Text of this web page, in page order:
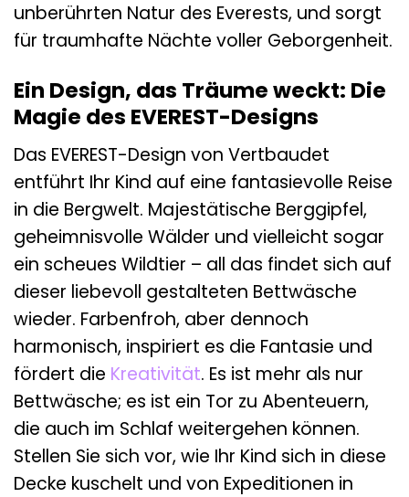
unberührten Natur des Everests, und sorgt
für traumhafte Nächte voller Geborgenheit.
Ein Design, das Träume weckt: Die
Magie des EVEREST-Designs
Das EVEREST-Design von Vertbaudet
entführt Ihr Kind auf eine fantasievolle Reise
in die Bergwelt. Majestätische Berggipfel,
geheimnisvolle Wälder und vielleicht sogar
ein scheues Wildtier – all das findet sich auf
dieser liebevoll gestalteten Bettwäsche
wieder. Farbenfroh, aber dennoch
harmonisch, inspiriert es die Fantasie und
fördert die Kreativität. Es ist mehr als nur
Bettwäsche; es ist ein Tor zu Abenteuern,
die auch im Schlaf weitergehen können.
Stellen Sie sich vor, wie Ihr Kind sich in diese
Decke kuschelt und von Expeditionen in